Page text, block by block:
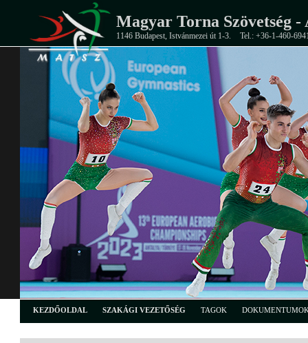
Magyar Torna Szövetség -
1146 Budapest, Istvánmezei út 1-3. Tel.: +36-1-460-
KEZDŐOLDAL SZAKÁGI VEZETŐSÉG TAGOK